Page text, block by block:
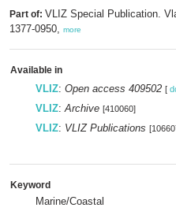
Part of: VLIZ Special Publication.
1377-0950, more
Available in
VLIZ: Open access 409502 [
VLIZ:Archive [410060]
VLIZ: VLIZ Publications
Keyword
Marine/Coastal